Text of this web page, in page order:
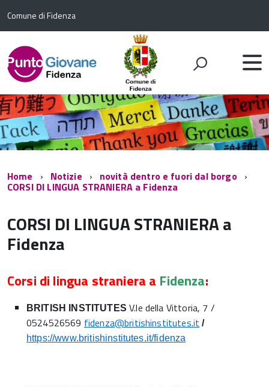
Comune di Fidenza
Home Notizie novità dentro e fuori dal borgo
CORSI DI LINGUA STRANIERA a Fidenza
CORSI DI LINGUA STRANIERA a
Fidenza
Corsi di lingua straniera a Fidenza:
BRITISH INSTITUTESV.le della Vittoria, 7 /
0524526569 fidenza@britishinstitutes.it /
https://www.britishinstitutes.it/fidenza